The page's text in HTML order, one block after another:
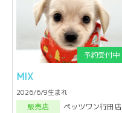
MIX
2026/6/9生まれ
販売店
ペッツワン行田店